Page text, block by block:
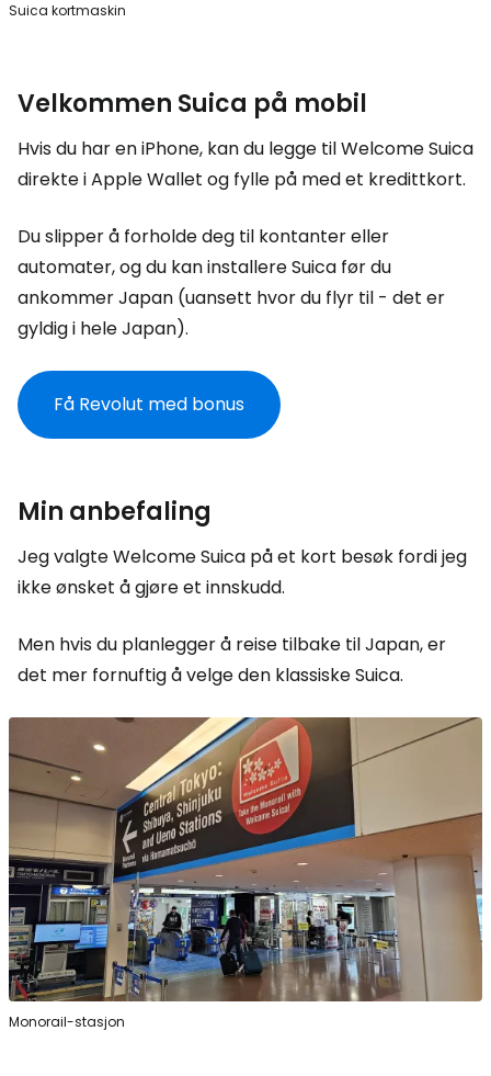
Suica kortmaskin
Velkommen Suica på mobil
Hvis du har en iPhone, kan du legge til Welcome Suica
direkte i Apple Wallet og fylle på med et kredittkort.
Du slipper å forholde deg til kontanter eller
automater, og du kan installere Suica før du
ankommer Japan (uansett hvor du flyr til - det er
gyldig i hele Japan).
Få Revolut med bonus
Min anbefaling
Jeg valgte Welcome Suica på et kort besøk fordi jeg
ikke ønsket å gjøre et innskudd.
Men hvis du planlegger å reise tilbake til Japan, er
det mer fornuftig å velge den klassiske Suica.
Monorail-stasjon